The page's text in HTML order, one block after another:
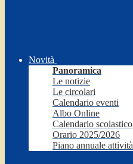
Novità
Panoramica
Le notizie
Le circolari
Calendario eventi
Albo Online
Calendario scolastico
Orario 2025/2026
Piano annuale attività